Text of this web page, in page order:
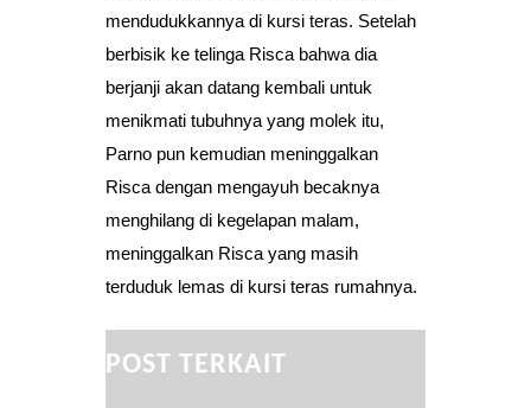
mendudukkannya di kursi teras. Setelah
berbisik ke telinga Risca bahwa dia
berjanji akan datang kembali untuk
menikmati tubuhnya yang molek itu,
Parno pun kemudian meninggalkan
Risca dengan mengayuh becaknya
menghilang di kegelapan malam,
meninggalkan Risca yang masih
terduduk lemas di kursi teras rumahnya.
POST TERKAIT